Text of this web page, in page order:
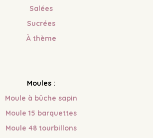
Salées
Sucrées
Àthème
Moules :
Moule à bûche sapin
Moule 15 barquettes
Moule 48 tourbillons